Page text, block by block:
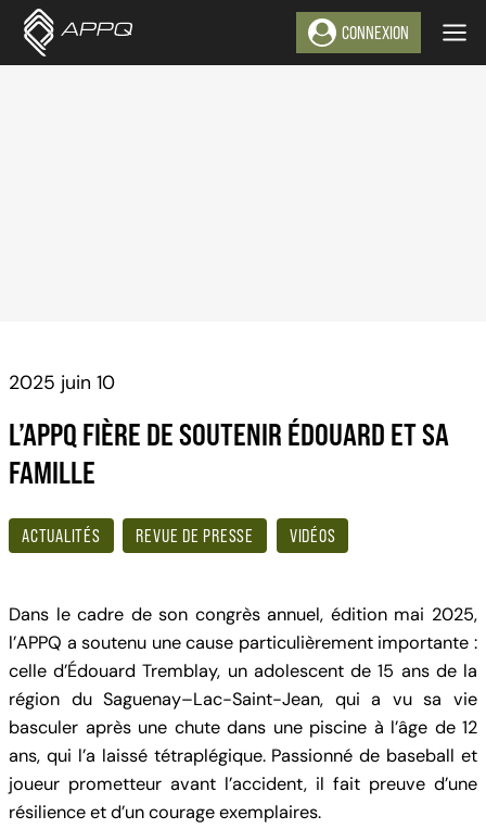
Aller
CONNEXION
ACTUALITÉS REVUE DE PRESSE VIDÉOS
L’APPQ FIÈRE DE SOUTENIR ÉDOUARD ET SA
FAMILLE
2025 juin 10
Dans le cadre de son congrès annuel, édition mai 2025,
l’APPQ a soutenu une cause particulièrement importante :
celle d’Édouard Tremblay, un adolescent de 15 ans de la
région du Saguenay–Lac-Saint-Jean, qui a vu sa vie
basculer après une chute dans une piscine à l’âge de 12
ans, qui l’a laissé tétraplégique. Passionné de baseball et
joueur prometteur avant l’accident, il fait preuve d’une
résilience et d’un courage exemplaires.